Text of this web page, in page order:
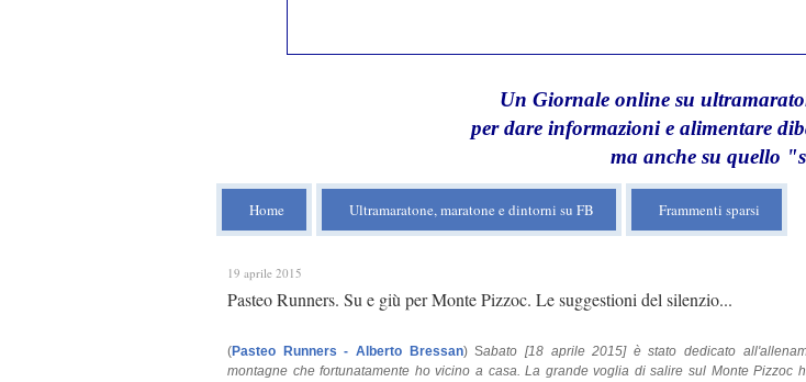
Un Giornale online su
per dare informazioni e alimentare
ma anche su quello
Home Ultramaratone, maratone e dintorni su FB Frammenti sparsi
19 aprile 2015
Pasteo Runners. Su e giù per Monte Pizzoc. Le suggestioni del silenzio...
(Pasteo Runners - Alberto Bressan) Sabato [18 aprile 2015] è stato dedicato
montagne che fortunatamente ho vicino a casa. La grande voglia di salire sul Monte Pizzoc